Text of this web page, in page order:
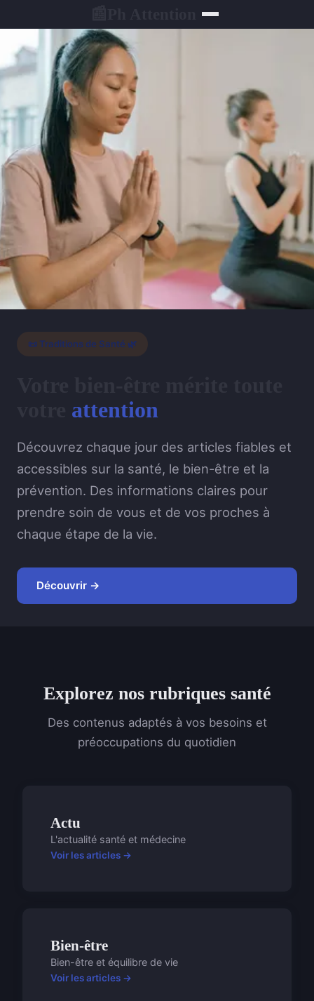
📜 Traditions de Santé 🌿
attention
Découvrez chaque jour des articles fiables et
accessibles sur la santé, le bien-être et la
prévention. Des informations claires pour
prendre soin de vous et de vos proches à
chaque étape de la vie.
Découvrir →
Explorez nos rubriques santé
Des contenus adaptés à vos besoins et
préoccupations du quotidien
Actu
L'actualité santé et médecine
Voir les articles →
Bien-être
Bien-être et équilibre de vie
Voir les articles →